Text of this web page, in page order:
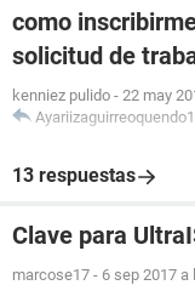
como
solicitud de
kenniez pulido - 22 may
13 respuestas
Clave para
marcose17 - 6 sep 2017 a